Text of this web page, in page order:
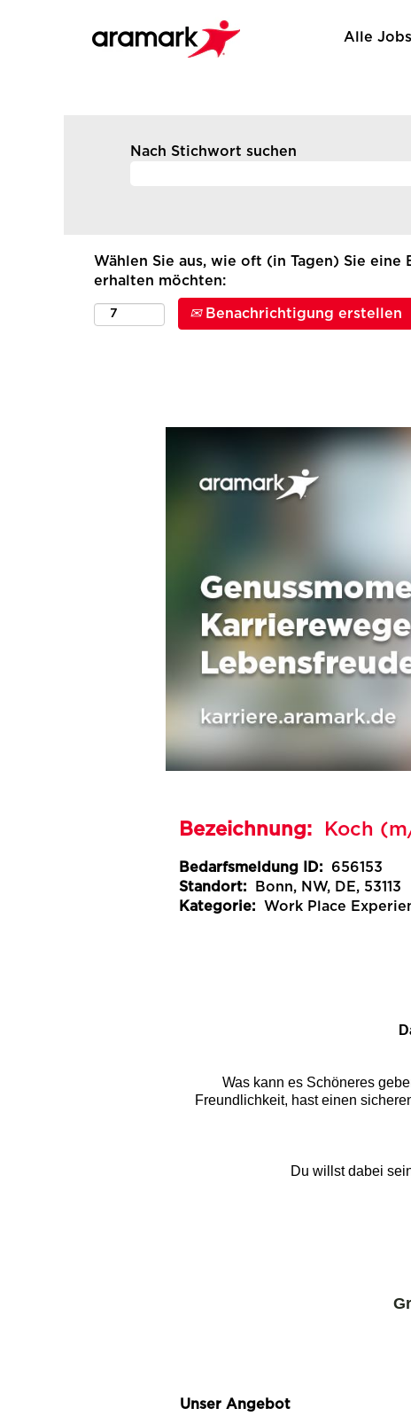
Alle
Nach Stichwort suchen
Wählen Sie aus, wie oft (in Tagen) Sie eine
erhalten möchten:
Benachrichtigung erstellen
Bezeichnung: Koch
Bedarfsmeldung ID: 656153
Standort:
Bonn, NW, DE, 53113
Kategorie: Work Place
Was kann es Schöneres
Freundlichkeit, hast einen
Du willst dabei
Unser Angebot